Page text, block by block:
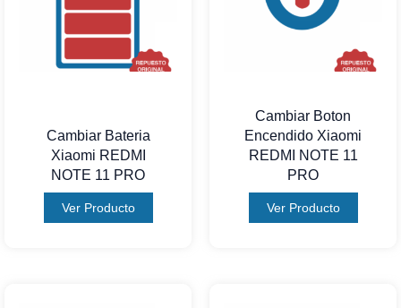
Cambiar Bateria
Xiaomi REDMI
NOTE 11 PRO
Ver Producto
Cambiar Boton
Encendido Xiaomi
REDMI NOTE 11
PRO
Ver Producto